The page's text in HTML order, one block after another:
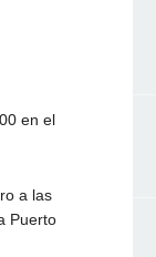
en el
a las
Puerto